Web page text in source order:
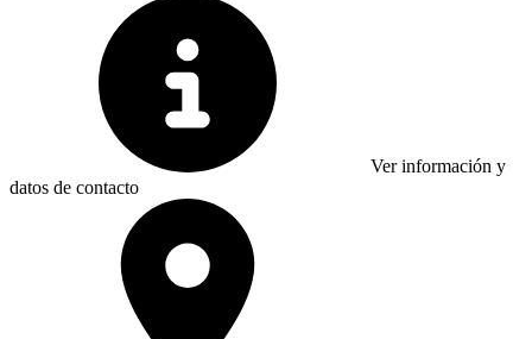
Ver información y
datos de contacto